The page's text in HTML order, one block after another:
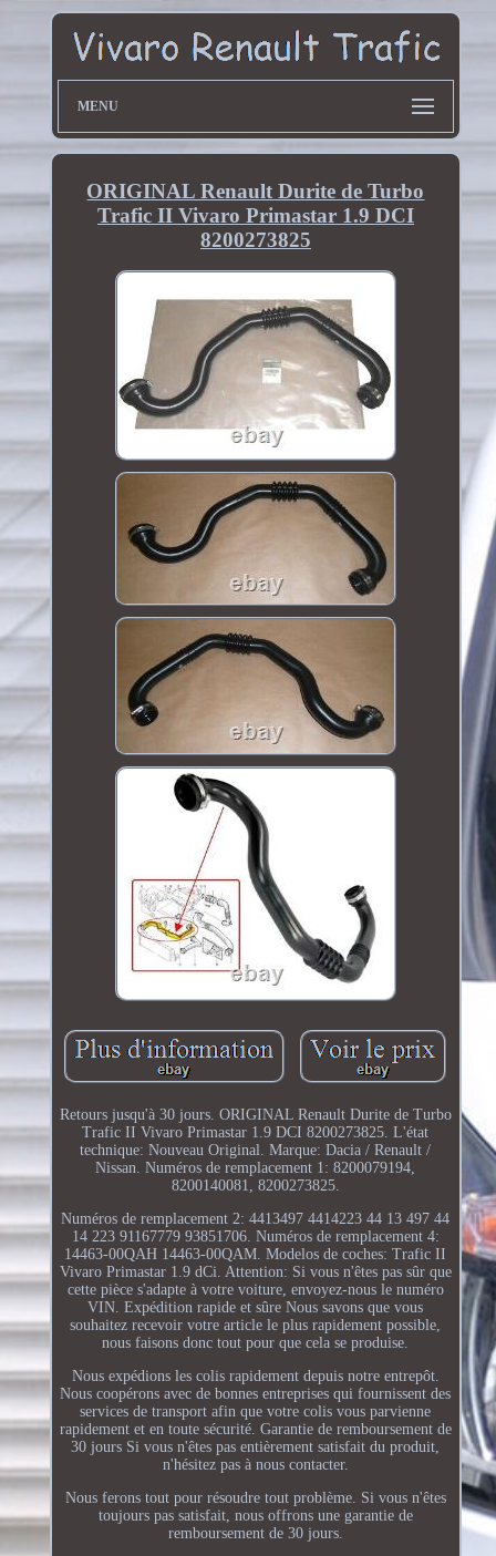
MENU
ORIGINAL Renault Durite de Turbo
Trafic II Vivaro Primastar 1.9 DCI
8200273825
Retours jusqu'à 30 jours. ORIGINAL Renault Durite de Turbo
Trafic II Vivaro Primastar 1.9 DCI 8200273825. L'état
technique: Nouveau Original. Marque: Dacia / Renault /
Nissan. Numéros de remplacement 1: 8200079194,
8200140081, 8200273825.
Numéros de remplacement 2: 4413497 4414223 44 13 497 44
14 223 91167779 93851706. Numéros de remplacement 4:
14463-00QAH 14463-00QAM. Modelos de coches: Trafic II
Vivaro Primastar 1.9 dCi. Attention: Si vous n'êtes pas sûr que
cette pièce s'adapte à votre voiture, envoyez-nous le numéro
VIN. Expédition rapide et sûre Nous savons que vous
souhaitez recevoir votre article le plus rapidement possible,
nous faisons donc tout pour que cela se produise.
Nous expédions les colis rapidement depuis notre entrepôt.
Nous coopérons avec de bonnes entreprises qui fournissent des
services de transport afin que votre colis vous parvienne
rapidement et en toute sécurité. Garantie de remboursement de
30 jours Si vous n'êtes pas entièrement satisfait du produit,
n'hésitez pas à nous contacter.
Nous ferons tout pour résoudre tout problème. Si vous n'êtes
toujours pas satisfait, nous offrons une garantie de
remboursement de 30 jours.